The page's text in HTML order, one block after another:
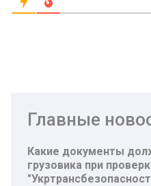
Главные
Какие документы
грузовика при